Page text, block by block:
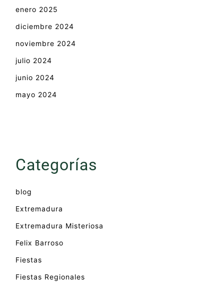
enero 2025
diciembre 2024
noviembre 2024
julio 2024
junio 2024
mayo 2024
Categorías
blog
Extremadura
Extremadura Misteriosa
Felix Barroso
Fiestas
Fiestas Regionales